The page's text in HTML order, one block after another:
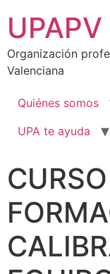
UPAPV
Organización
Valenciana
Quiénes somos
UPA te ayuda